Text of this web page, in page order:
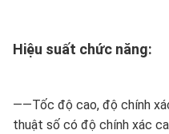
Hiệu suất chức năng:
——Tốc độ cao, độ chính
thuật số có độ chính xác